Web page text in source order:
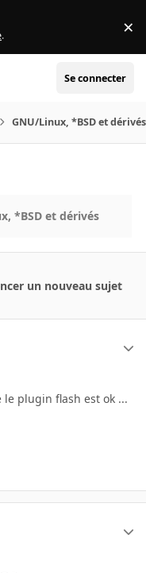
. ×
Se connecter
GNU/Linux, *BSD et
*BSD et dérivés
un nouveau sujet
plugin flash est ok ...